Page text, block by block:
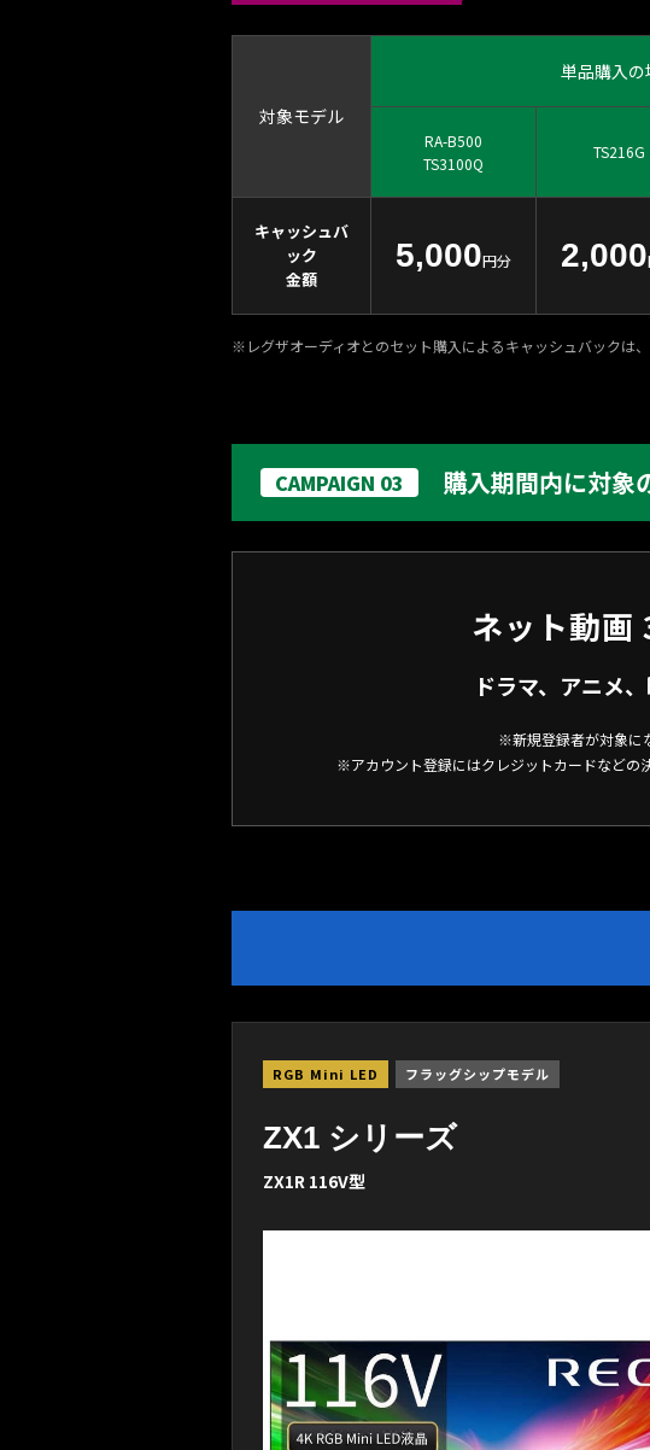
対象モデル
単品購入の
RA-B500
TS3100Q
TS216G
キャッシュバ
ック
金額
5,000円分 2,000
※レグザオーディオとのセット購入によるキャッシュバックは、
CAMPAIGN 03 購入期間内に対象
ネット動画
ドラマ、アニメ
※新規登録者が対象に
※アカウント登録にはクレジットカードなどの
RGB Mini LED フラッグシップモデル
ZX1 シリーズ
ZX1R 116V型